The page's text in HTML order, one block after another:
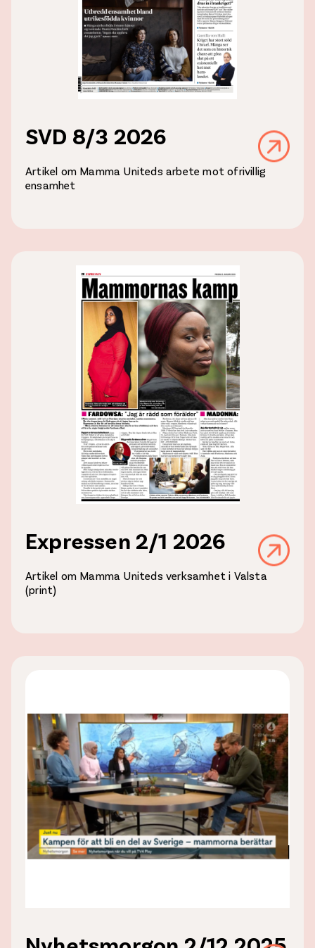
SVD 8/3 2026
Artikel om Mamma Uniteds arbete mot ofrivillig
ensamhet
Expressen 2/1 2026
Artikel om Mamma Uniteds verksamhet i Valsta
(print)